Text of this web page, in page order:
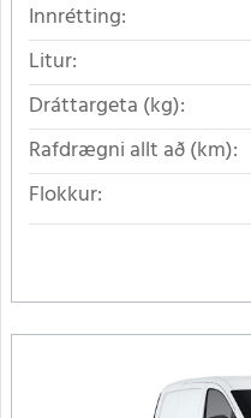
Innrétting:
Litur:
Dráttargeta (kg):
Rafdrægni allt að (km):
Flokkur: